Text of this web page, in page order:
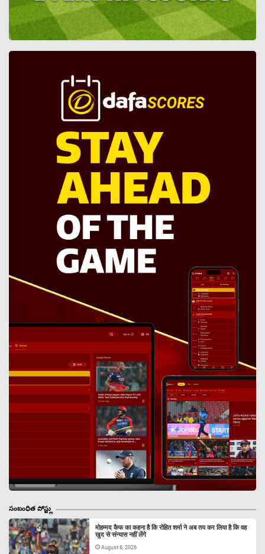
సంబంధిత పోస్ట్లు
मोहम्मद कैफ का कहना है कि रोहित शर्मा ने अब तय कर लिया है कि वह
खुद से संन्यास नहीं लेंगे
August 6, 2026